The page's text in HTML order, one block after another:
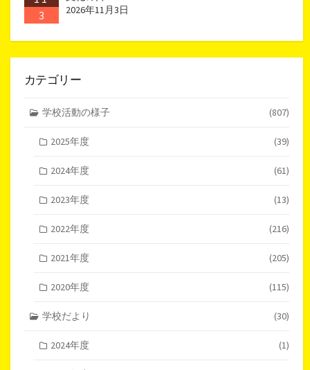
3
2026年11月3日
カテゴリー
学校活動の様子 (807)
2025年度 (39)
2024年度 (61)
2023年度 (13)
2022年度 (216)
2021年度 (205)
2020年度 (115)
学校だより (30)
2024年度 (1)